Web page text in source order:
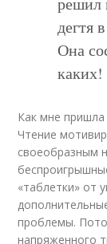
дегтя
Она
каких!
Как мне пришла
Чтение
своеобразным
«таблетки» от
проблемы.
напряженного